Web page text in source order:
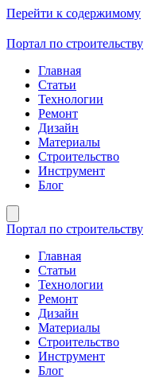
Перейти к содержимому
Портал по строительству
Главная
Статьи
Технологии
Ремонт
Дизайн
Материалы
Строительство
Инструмент
Блог
Портал по строительству
Главная
Статьи
Технологии
Ремонт
Дизайн
Материалы
Строительство
Инструмент
Блог